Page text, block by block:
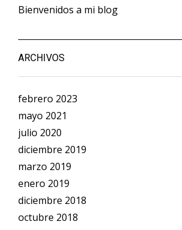
Bienvenidos a mi blog
ARCHIVOS
febrero 2023
mayo 2021
julio 2020
diciembre 2019
marzo 2019
enero 2019
diciembre 2018
octubre 2018